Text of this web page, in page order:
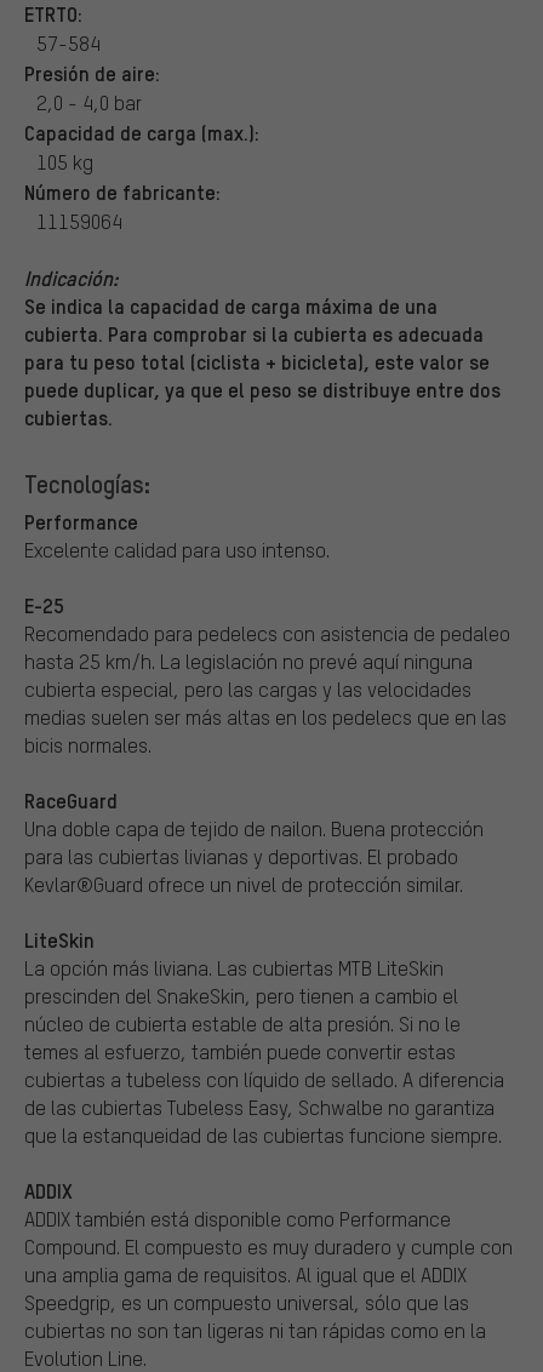
ETRTO:
57-584
Presión de aire:
2,0 - 4,0 bar
Capacidad de carga (max.):
105 kg
Número de fabricante:
11159064
Indicación:
Se indica la capacidad de carga máxima de una
cubierta. Para comprobar si la cubierta es adecuada
para tu peso total (ciclista + bicicleta), este valor se
puede duplicar, ya que el peso se distribuye entre dos
cubiertas.
Tecnologías:
Performance
Excelente calidad para uso intenso.
E-25
Recomendado para pedelecs con asistencia de pedaleo
hasta 25 km/h. La legislación no prevé aquí ninguna
cubierta especial, pero las cargas y las velocidades
medias suelen ser más altas en los pedelecs que en las
bicis normales.
RaceGuard
Una doble capa de tejido de nailon. Buena protección
para las cubiertas livianas y deportivas. El probado
Kevlar®Guard ofrece un nivel de protección similar.
LiteSkin
La opción más liviana. Las cubiertas MTB LiteSkin
prescinden del SnakeSkin, pero tienen a cambio el
núcleo de cubierta estable de alta presión. Si no le
temes al esfuerzo, también puede convertir estas
cubiertas a tubeless con líquido de sellado. A diferencia
de las cubiertas Tubeless Easy, Schwalbe no garantiza
que la estanqueidad de las cubiertas funcione siempre.
ADDIX
ADDIX también está disponible como Performance
Compound. El compuesto es muy duradero y cumple con
una amplia gama de requisitos. Al igual que el ADDIX
Speedgrip, es un compuesto universal, sólo que las
cubiertas no son tan ligeras ni tan rápidas como en la
Evolution Line.